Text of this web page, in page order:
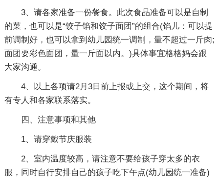
3、请各家准备一份餐食。此次食品准备可以是自制
的菜，也可以是“饺子馅和饺子面团”的组合(馅儿：可以提
前调制好，也可以拿到幼儿园统一调制，量不超过一斤肉;
面团要彩色面团，量一斤面以内。)具体事宜格格妈会跟
大家沟通。
4、以上各项请2月3日前上报或上交，这个期间，将
有专人和各家联系落实。
四、注意事项和其他
1、请穿戴节庆服装
2、室内温度较高，请注意不要给孩子穿太多的衣
服，同时自行安排自己的孩子吃下午点(幼儿园统一准备)